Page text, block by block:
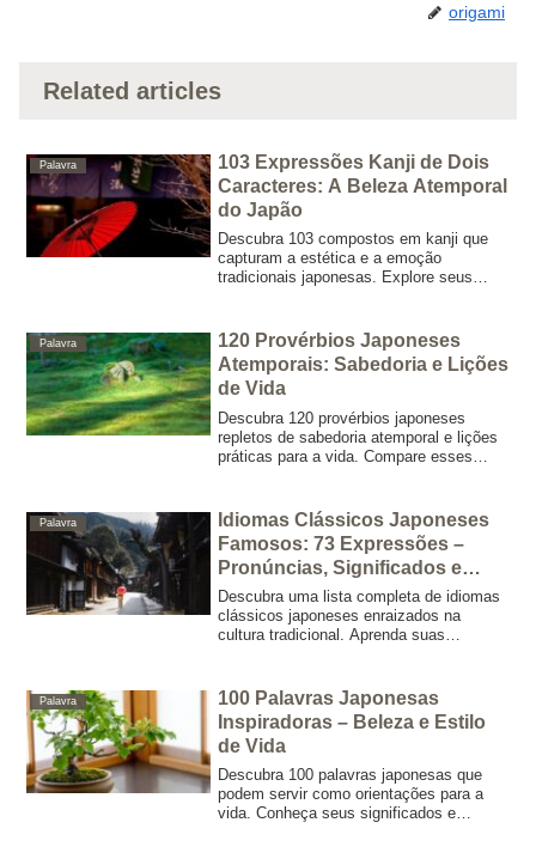
origami
Related articles
Palavra
103 Expressões Kanji de Dois
Caracteres: A Beleza Atemporal
do Japão
Descubra 103 compostos em kanji que
capturam a estética e a emoção
tradicionais japonesas. Explore seus
escrita criativa e muito mais.
Palavra
120 Provérbios Japoneses
Atemporais: Sabedoria e Lições
de Vida
Descubra 120 provérbios japoneses
repletos de sabedoria atemporal e lições
práticas para a vida. Compare esses
eles inspiram comportamentos e atitudes
até hoje.
Palavra
Idiomas Clássicos Japoneses
Famosos: 73 Expressões –
Pronúncias, Significados e
Explicações
Descubra uma lista completa de idiomas
clássicos japoneses enraizados na
cultura tradicional. Aprenda suas
de comunicação e seu entendimento
cultural.
Palavra
100 Palavras Japonesas
Inspiradoras – Beleza e Estilo
de Vida
Descubra 100 palavras japonesas que
podem servir como orientações para a
vida. Conheça seus significados e